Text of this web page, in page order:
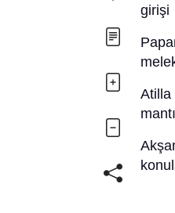
girişi
Atilla